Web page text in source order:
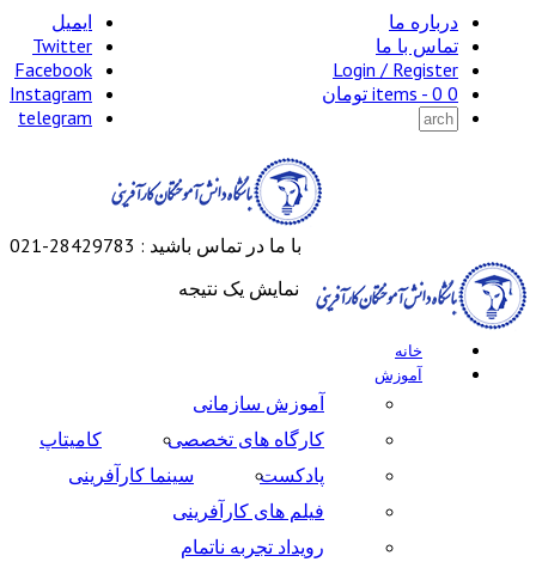
درباره ما
تماس با ما
Login / Register
0 items -
0 تومان
ایمیل
Twitter
Facebook
Instagram
telegram
با ما در تماس باشید : 28429783-021
خانه
آموزش
آموزش سازمانی
کارگاه های تخصصی
کامیتاپ
پادکست
سینما کارآفرینی
فیلم های کارآفرینی
رویداد تجربه ناتمام
نمایش یک نتیجه